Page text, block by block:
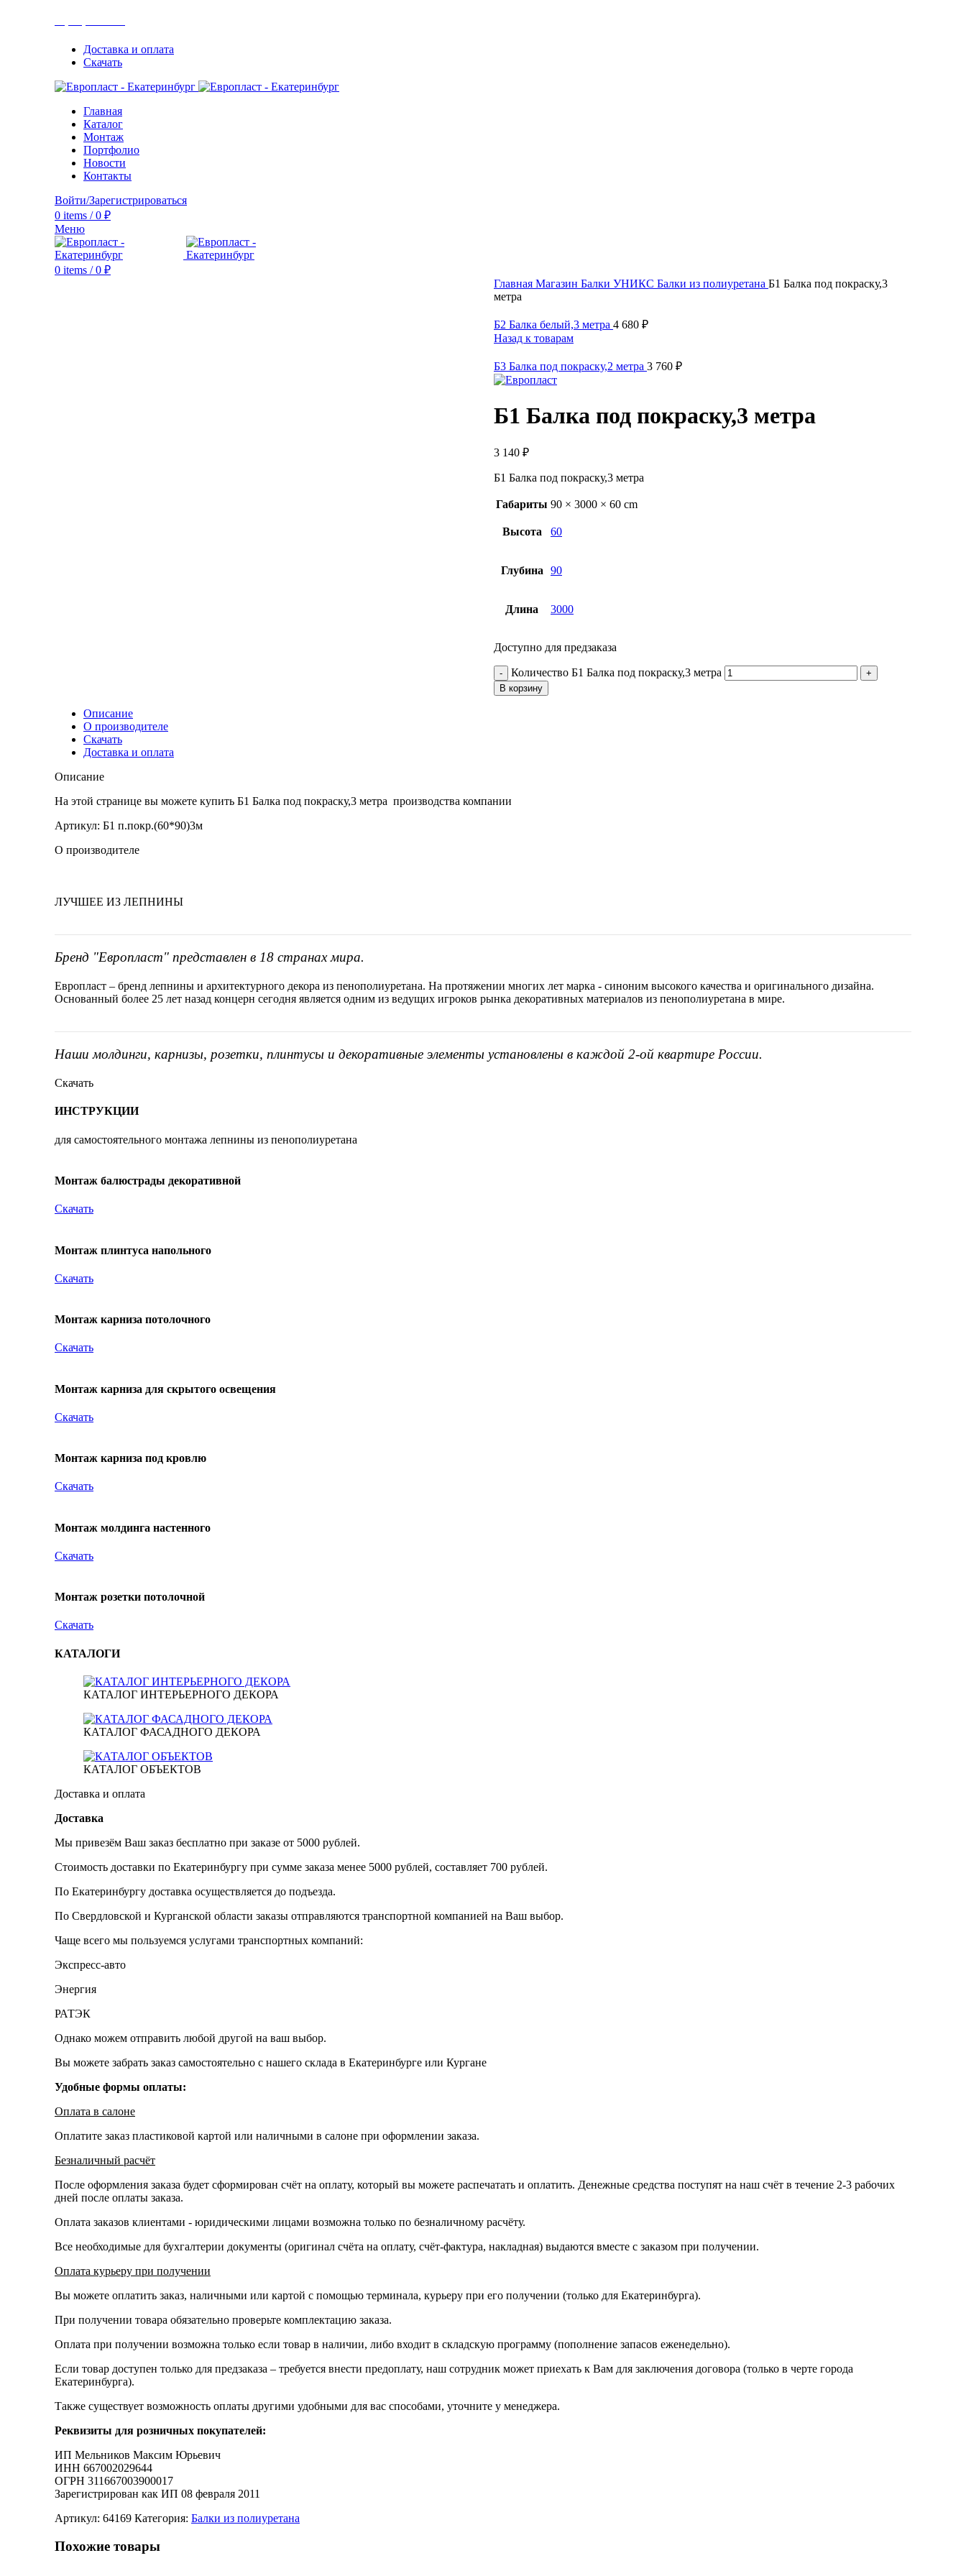
Доставка и оплата
Скачать
Главная
Каталог
Монтаж
Портфолио
Новости
Контакты
Войти/Зарегистрироваться
0 items / 0 ₽
Меню
0 items / 0 ₽
Главная Магазин Балки УНИКС Балки из полиуретана Б1 Балка под покраску,3
метра
Б2 Балка белый,3 метра 4 680 ₽
Назад к товарам
Б3 Балка под покраску,2 метра 3 760 ₽
Б1 Балка под покраску,3 метра
3 140 ₽
Б1 Балка под покраску,3 метра
Габариты 90 × 3000 × 60 cm
Высота 60
Глубина 90
Длина 3000
Доступно для предзаказа
Количество Б1 Балка под покраску,3 метра
В корзину
Описание
О производителе
Скачать
Доставка и оплата
Описание
На этой странице вы можете купить Б1 Балка под покраску,3 метра производства компании
Артикул: Б1 п.покр.(60*90)3м
О производителе
ЛУЧШЕЕ ИЗ ЛЕПНИНЫ
Бренд "Европласт" представлен в 18 странах мира.
Европласт – бренд лепнины и архитектурного декора из пенополиуретана. На протяжении многих лет марка - синоним высокого качества и оригинального дизайна.
Основанный более 25 лет назад концерн сегодня является одним из ведущих игроков рынка декоративных материалов из пенополиуретана в мире.
Наши молдинги, карнизы, розетки, плинтусы и декоративные элементы установлены в каждой 2-ой квартире России.
Скачать
ИНСТРУКЦИИ
для самостоятельного монтажа лепнины из пенополиуретана
Монтаж балюстрады декоративной
Скачать
Монтаж плинтуса напольного
Скачать
Монтаж карниза потолочного
Скачать
Монтаж карниза для скрытого освещения
Скачать
Монтаж карниза под кровлю
Скачать
Монтаж молдинга настенного
Скачать
Монтаж розетки потолочной
Скачать
КАТАЛОГИ
КАТАЛОГ ИНТЕРЬЕРНОГО ДЕКОРА
КАТАЛОГ ФАСАДНОГО ДЕКОРА
КАТАЛОГ ОБЪЕКТОВ
Доставка и оплата
Доставка
Мы привезём Ваш заказ бесплатно при заказе от 5000 рублей.
Стоимость доставки по Екатеринбургу при сумме заказа менее 5000 рублей, составляет 700 рублей.
По Екатеринбургу доставка осуществляется до подъезда.
По Свердловской и Курганской области заказы отправляются транспортной компанией на Ваш выбор.
Чаще всего мы пользуемся услугами транспортных компаний:
Экспресс-авто
Энергия
РАТЭК
Однако можем отправить любой другой на ваш выбор.
Вы можете забрать заказ самостоятельно с нашего склада в Екатеринбурге или Кургане
Удобные формы оплаты:
Оплата в салоне
Оплатите заказ пластиковой картой или наличными в салоне при оформлении заказа.
Безналичный расчёт
После оформления заказа будет сформирован счёт на оплату, который вы можете распечатать и оплатить. Денежные средства поступят на наш счёт в течение 2-3 рабочих
дней после оплаты заказа.
Оплата заказов клиентами - юридическими лицами возможна только по безналичному расчёту.
Все необходимые для бухгалтерии документы (оригинал счёта на оплату, счёт-фактура, накладная) выдаются вместе с заказом при получении.
Оплата курьеру при получении
Вы можете оплатить заказ, наличными или картой с помощью терминала, курьеру при его получении (только для Екатеринбурга).
При получении товара обязательно проверьте комплектацию заказа.
Оплата при получении возможна только если товар в наличии, либо входит в складскую программу (пополнение запасов еженедельно).
Если товар доступен только для предзаказа – требуется внести предоплату, наш сотрудник может приехать к Вам для заключения договора (только в черте города
Екатеринбурга).
Также существует возможность оплаты другими удобными для вас способами, уточните у менеджера.
Реквизиты для розничных покупателей:
ИП Мельников Максим Юрьевич
ИНН 667002029644
ОГРН 311667003900017
Зарегистрирован как ИП 08 февраля 2011
Артикул: 64169 Категория: Балки из полиуретана
Похожие товары